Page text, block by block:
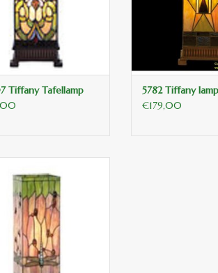
Tiffany Tafellamp
5782 Tiffany lamp
€179,00
compl. 18*45cm E27/60w
AAN
WINKELWAGEN